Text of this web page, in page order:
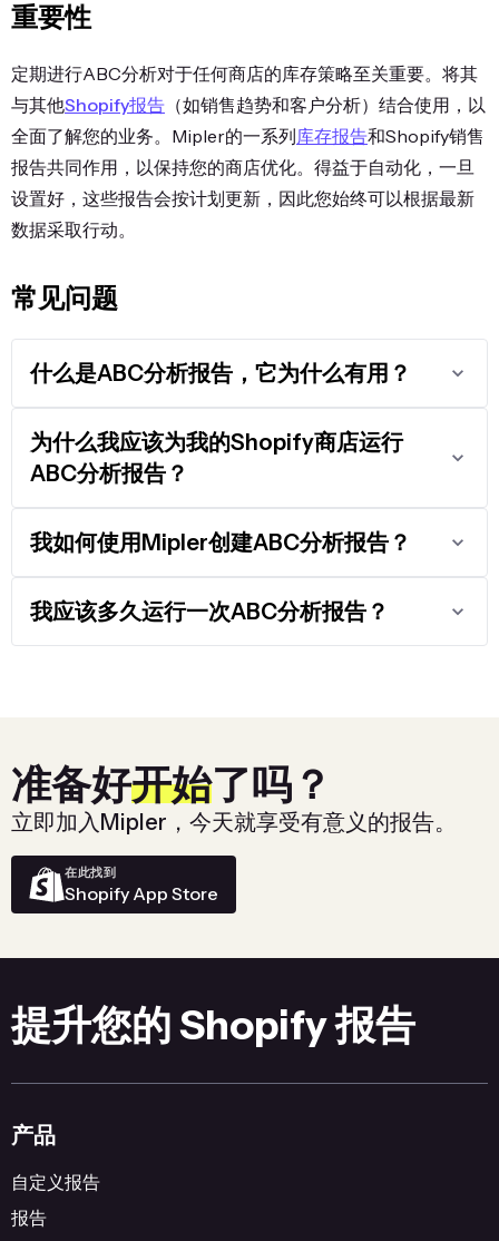
重要性
定期进行ABC分析对于任何商店的库存策略至关重要。将其
与其他Shopify报告 （如销售趋势和客户分析）结合使用，以
全面了解您的业务。Mipler的一系列库存报告和Shopify销售
报告共同作用，以保持您的商店优化。得益于自动化，一旦
设置好，这些报告会按计划更新，因此您始终可以根据最新
数据采取行动。
常见问题
什么是ABC分析报告，它为什么有用？
为什么我应该为我的Shopify商店运行
ABC分析报告？
我如何使用Mipler创建ABC分析报告？
我应该多久运行一次ABC分析报告？
准备好开始了吗？
立即加入Mipler，今天就享受有意义的报告。
在此找到
Shopify App Store
提升您的 Shopify 报告
产品
自定义报告
报告